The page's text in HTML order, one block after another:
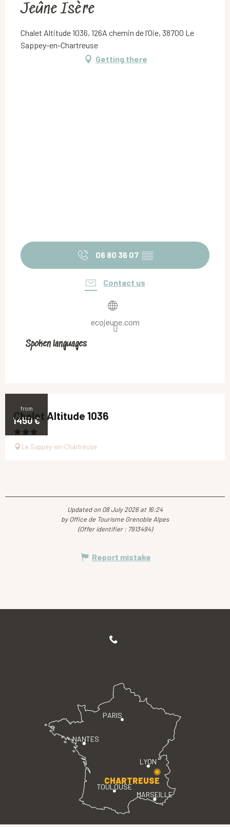
Jeûne Isère
Chalet Altitude 1036, 126A chemin de l’Oie, 38700 Le
Sappey-en-Chartreuse
Getting there
06 80 36 07 ▒▒
Contact us
ecojeune.com
Spoken languages
Spoken languages
from
1450€
Chalet Altitude 1036
Le Sappey-en-Chartreuse
Updated on 08 July 2026 at 16:24
by Office de Tourisme Grenoble Alpes
(Offer identifier : 7913494)
Report mistake
PARIS
LYON
TOULOUSE
MARSEILLE
NANTES
CHARTREUSE